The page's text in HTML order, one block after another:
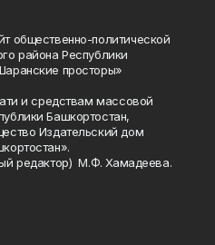
общественно-политической
района Республики
просторы»
и средствам массовой
Башкортостан,
Издательский дом
редактор) М.Ф. Хамадеева.